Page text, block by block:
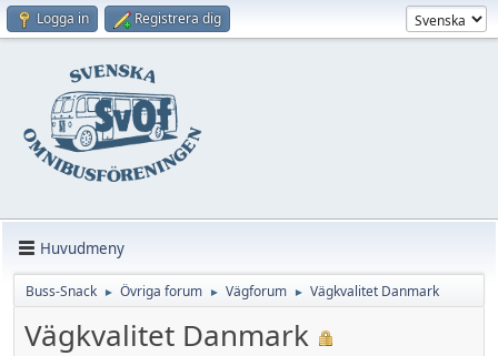
Logga in Registrera dig
Huvudmeny
Buss-Snack ► Övriga forum ► Vägforum ► Vägkvalitet Danmark
Vägkvalitet Danmark